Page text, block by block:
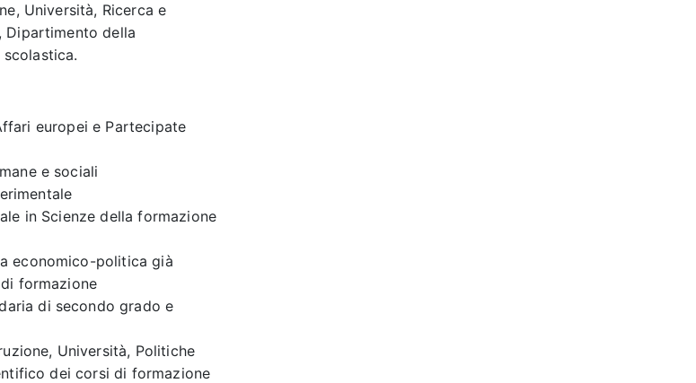
Università, Ricerca e
Dipartimento della
europei e Partecipate
e sociali
in Scienze della formazione
economico-politica già
formazione
di secondo grado e
Università, Politiche
dei corsi di formazione